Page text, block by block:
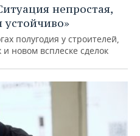
непростая,
полугодия у строителей,
новом всплеске сделок